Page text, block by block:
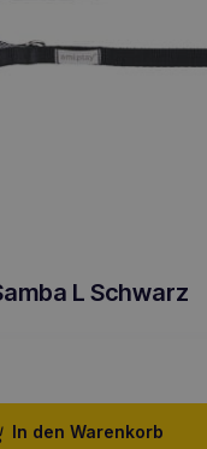
L Schwarz
In den Warenkorb